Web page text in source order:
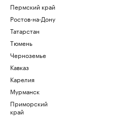
Пермский край
Ростов-на-Дону
Татарстан
Тюмень
Черноземье
Кавказ
Карелия
Мурманск
Приморский
край